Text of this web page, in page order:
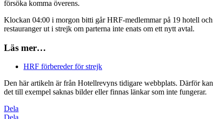
försöka komma överens.
Klockan 04:00 i morgon bitti går HRF-medlemmar på 19 hotell och
restauranger ut i strejk om parterna inte enats om ett nytt avtal.
Läs mer…
HRF förbereder för strejk
Den här artikeln är från Hotellrevyns tidigare webbplats. Därför kan
det till exempel saknas bilder eller finnas länkar som inte fungerar.
Dela